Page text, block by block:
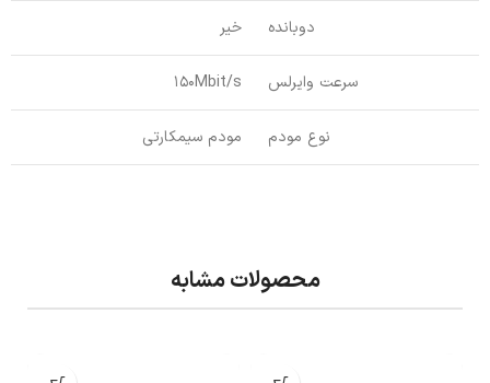
دوبانده خیر
سرعت وایرلس 150Mbit/s
نوع مودم مودم سیمکارتی
محصولات مشابه